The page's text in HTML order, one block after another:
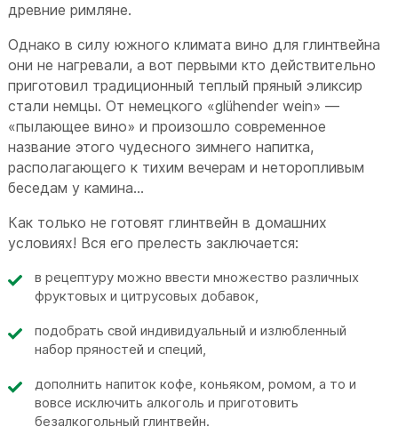
древние римляне.
Однако в силу южного климата вино для глинтвейна
они не нагревали, а вот первыми кто действительно
приготовил традиционный теплый пряный эликсир
стали немцы. От немецкого «glühender wein» —
«пылающее вино» и произошло современное
название этого чудесного зимнего напитка,
располагающего к тихим вечерам и неторопливым
беседам у камина…
Как только не готовят глинтвейн в домашних
условиях! Вся его прелесть заключается:
в рецептуру можно ввести множество различных
фруктовых и цитрусовых добавок,
подобрать свой индивидуальный и излюбленный
набор пряностей и специй,
дополнить напиток кофе, коньяком, ромом, а то и
вовсе исключить алкоголь и приготовить
безалкогольный глинтвейн.